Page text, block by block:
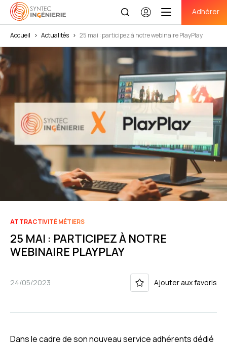
Se
connecter
Adhérer
Accueil > Actualités > 25 mai : participez à notre webinaire PlayPlay
ATTRACTIVITÉ MÉTIERS
25 MAI : PARTICIPEZ À NOTRE
WEBINAIRE PLAYPLAY
24/05/2023 Ajouter aux favoris
Dans le cadre de son nouveau service adhérents dédié